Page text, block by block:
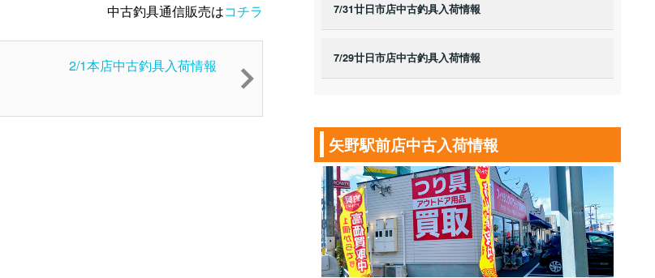
中古釣具通信販売はコチラ
2/1本店中古釣具入荷情報
7/31廿日市店中古釣具入荷情報
7/29廿日市店中古釣具入荷情報
矢野駅前店中古入荷情報